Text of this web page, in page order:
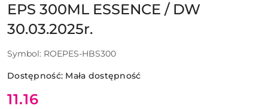
EPS 300ML ESSENCE / DW
30.03.2025r.
Symbol: ROEPES-HBS300
Dostępność: Mała dostępność
Cena:
11.16